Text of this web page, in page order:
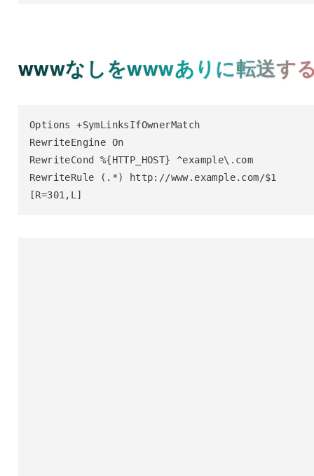
wwwなしをwwwありに転送す
Options +SymLinksIfOwnerMatch
RewriteEngine On
RewriteCond %{HTTP_HOST} ^example\.com
RewriteRule (.*) http://www.example.com/$1
[R=301,L]